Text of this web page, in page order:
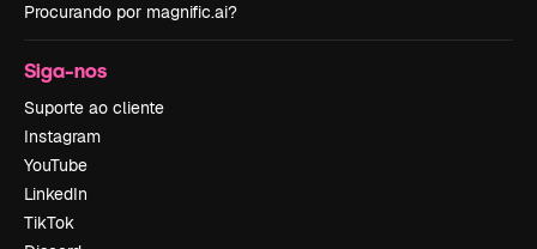
Procurando por magnific.ai?
Siga-nos
Suporte ao cliente
Instagram
YouTube
LinkedIn
TikTok